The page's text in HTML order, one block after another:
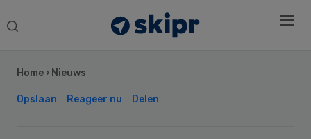
Search
Home › Nieuws
Opslaan Reageer nu Delen
Sidebar